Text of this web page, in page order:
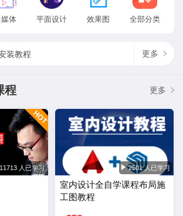
媒体 平面设计 效果图 全部分类
装教程 更多
程 更多
人已学习 2501 人已学习
室内设计全自学课程布局施
工图教程